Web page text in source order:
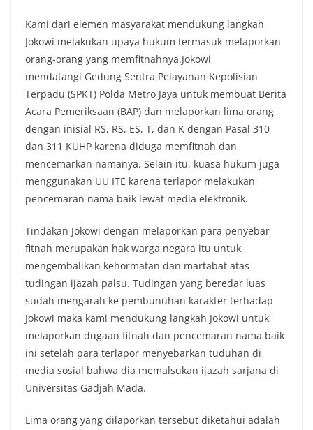
Kami dari elemen masyarakat mendukung langkah
Jokowi melakukan upaya hukum termasuk melaporkan
orang-orang yang memfitnahnya.Jokowi
mendatangi Gedung Sentra Pelayanan Kepolisian
Terpadu (SPKT) Polda Metro Jaya untuk membuat Berita
Acara Pemeriksaan (BAP) dan melaporkan lima orang
dengan inisial RS, RS, ES, T, dan K dengan Pasal 310
dan 311 KUHP karena diduga memfitnah dan
mencemarkan namanya. Selain itu, kuasa hukum juga
menggunakan UU ITE karena terlapor melakukan
pencemaran nama baik lewat media elektronik.
Tindakan Jokowi dengan melaporkan para penyebar
fitnah merupakan hak warga negara itu untuk
mengembalikan kehormatan dan martabat atas
tudingan ijazah palsu. Tudingan yang beredar luas
sudah mengarah ke pembunuhan karakter terhadap
Jokowi maka kami mendukung langkah Jokowi untuk
melaporkan dugaan fitnah dan pencemaran nama baik
ini setelah para terlapor menyebarkan tuduhan di
media sosial bahwa dia memalsukan ijazah sarjana di
Universitas Gadjah Mada.
Lima orang yang dilaporkan tersebut diketahui adalah